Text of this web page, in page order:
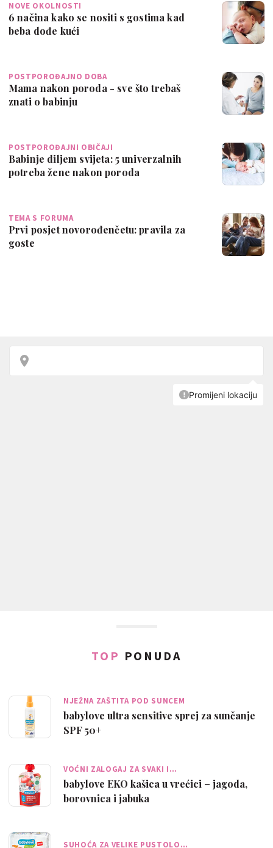
NOVE OKOLNOSTI
6 načina kako se nositi s gostima kad
beba dođe kući
POSTPOROĐAJNO DOBA
Mama nakon poroda - sve što trebaš
znati o babinju
POSTPOROĐAJNI OBIČAJI
Babinje diljem svijeta: 5 univerzalnih
potreba žene nakon poroda
TEMA S FORUMA
Prvi posjet novorođenčetu: pravila za
goste
TOP PONUDA
NJEŽNA ZAŠTITA POD SUNCEM
babylove ultra sensitive sprej za sunčanje
SPF 50+
VOĆNI ZALOGAJ ZA SVAKI I…
babylove EKO kašica u vrećici – jagoda,
borovnica i jabuka
SUHOĆA ZA VELIKE PUSTOLO…